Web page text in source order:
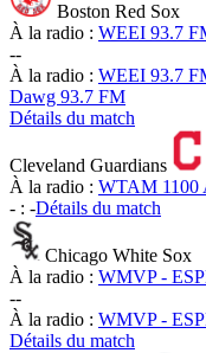
Boston Red Sox
À la radio : WEEI 93.7
--
À la radio : WEEI 93.7
Dawg 93.7 FM
Détails du match
Cleveland Guardians
À la radio : WTAM 1100
- : -Détails du match
Chicago White Sox
À la radio : WMVP -
--
À la radio : WMVP -
Détails du match